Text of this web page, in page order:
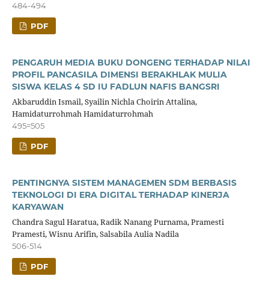
484-494
PDF
PENGARUH MEDIA BUKU DONGENG TERHADAP NILAI
PROFIL PANCASILA DIMENSI BERAKHLAK MULIA
SISWA KELAS 4 SD IU FADLUN NAFIS BANGSRI
Akbaruddin Ismail, Syailin Nichla Choirin Attalina,
Hamidaturrohmah Hamidaturrohmah
495=505
PDF
PENTINGNYA SISTEM MANAGEMEN SDM BERBASIS
TEKNOLOGI DI ERA DIGITAL TERHADAP KINERJA
KARYAWAN
Chandra Sagul Haratua, Radik Nanang Purnama, Pramesti
Pramesti, Wisnu Arifin, Salsabila Aulia Nadila
506-514
PDF